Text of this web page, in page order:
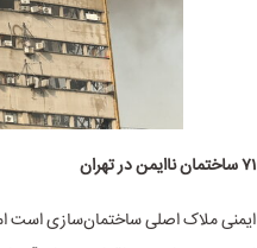
۷۱ ساختمان ناایمن در تهران
ایمنی ملاک اصلی ساختمان‌سازی است